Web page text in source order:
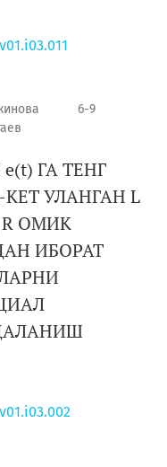
6-9
ГА ТЕНГ
УЛАНГАН L
ОМИК
ИБОРАТ